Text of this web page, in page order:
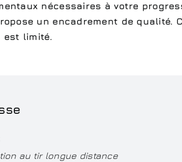
nécessaires à votre
un encadrement de qualité.
est limité.
au tir longue distance